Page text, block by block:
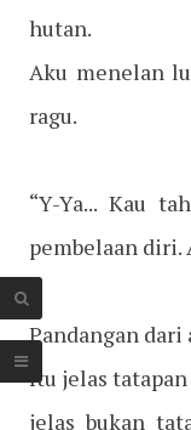
hutan.
Aku menelan
ragu.
“Y-Ya... Kau
pembelaan diri.
Pandangan
Itu jelas
jelas bukan